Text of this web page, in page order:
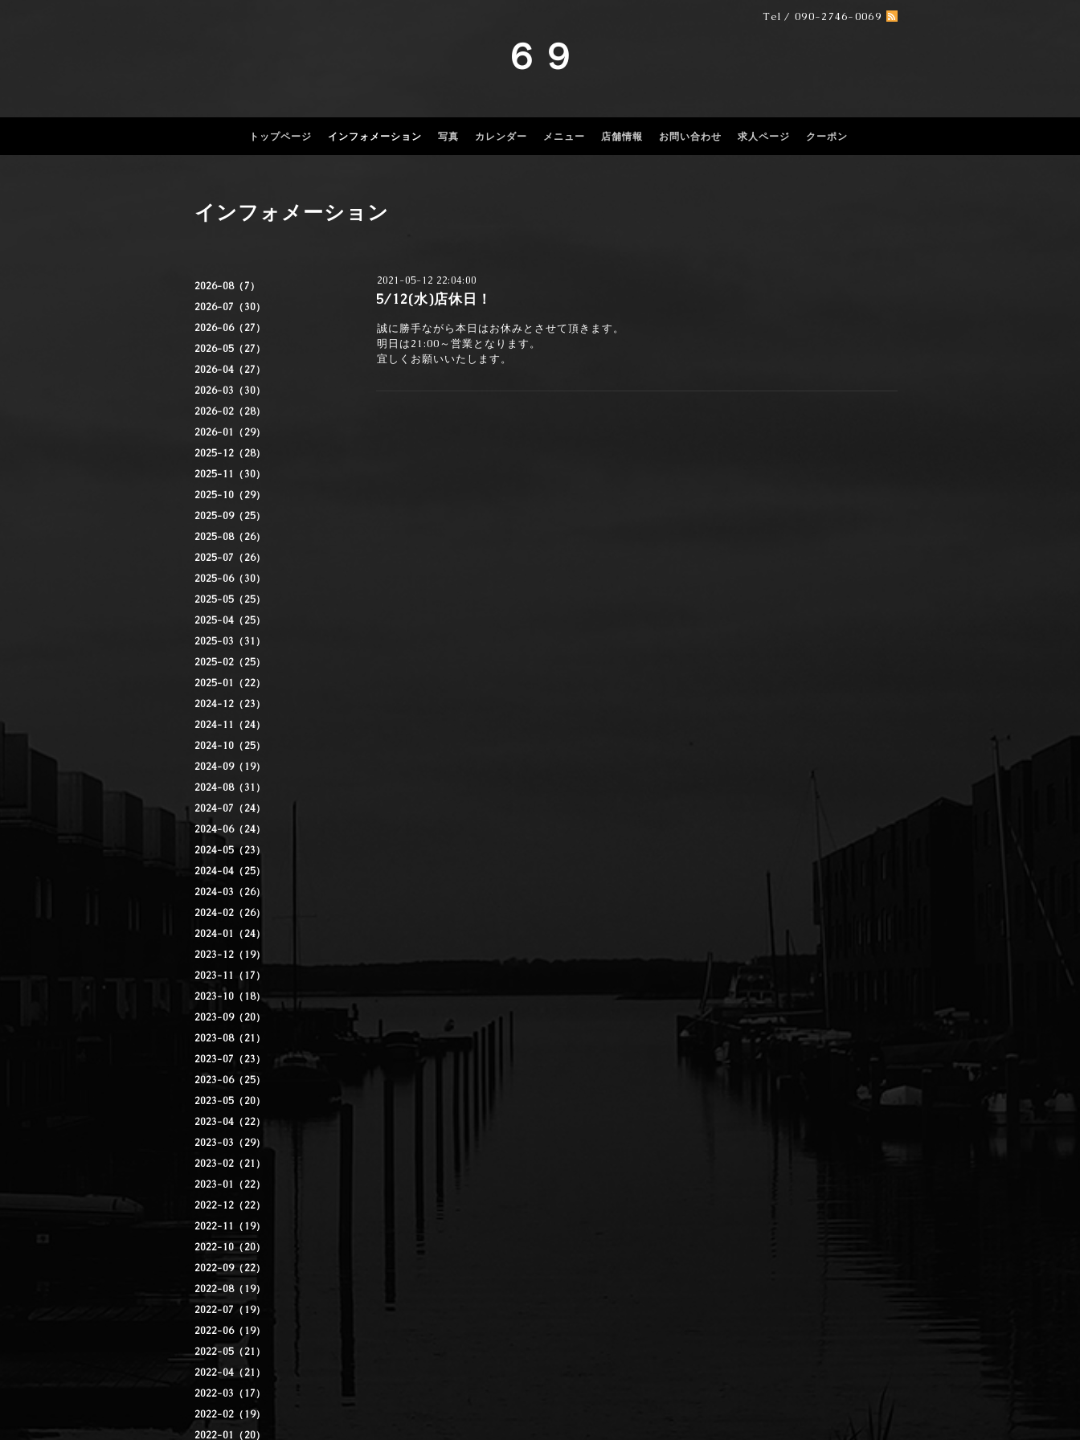
Tel / 090-2746-0069
６９
トップページ インフォメーション 写真 カレンダー メニュー 店舗情報 お問い合わせ 求人ページ クーポン
2026-08（7）
2026-07（30）
2026-06（27）
2026-05（27）
2026-04（27）
2026-03（30）
2026-02（28）
2026-01（29）
2025-12（28）
2025-11（30）
2025-10（29）
2025-09（25）
2025-08（26）
2025-07（26）
2025-06（30）
2025-05（25）
2025-04（25）
2025-03（31）
2025-02（25）
2025-01（22）
2024-12（23）
2024-11（24）
2024-10（25）
2024-09（19）
2024-08（31）
2024-07（24）
2024-06（24）
2024-05（23）
2024-04（25）
2024-03（26）
2024-02（26）
2024-01（24）
2023-12（19）
2023-11（17）
2023-10（18）
2023-09（20）
2023-08（21）
2023-07（23）
2023-06（25）
2023-05（20）
2023-04（22）
2023-03（29）
2023-02（21）
2023-01（22）
2022-12（22）
2022-11（19）
2022-10（20）
2022-09（22）
2022-08（19）
2022-07（19）
2022-06（19）
2022-05（21）
2022-04（21）
2022-03（17）
2022-02（19）
2022-01（20）
インフォメーション
2021-05-12 22:04:00
5/12(水)店休日！
誠に勝手ながら本日はお休みとさせて頂きます。
明日は21:00～営業となります。
宜しくお願いいたします。